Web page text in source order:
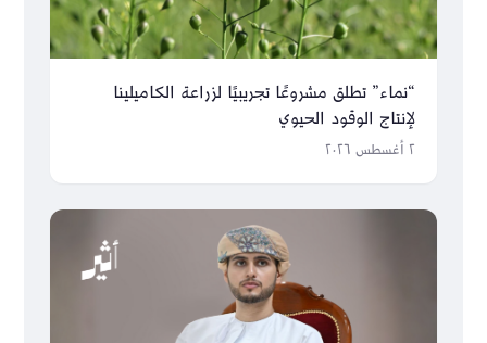
“نماء” تطلق مشروعًا تجريبيًا لزراعة الكاميلينا
لإنتاج الوقود الحيوي
٢ أغسطس ٢٠٢٦